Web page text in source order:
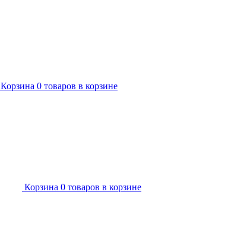
Корзина 0 товаров в корзине
Корзина 0 товаров в корзине